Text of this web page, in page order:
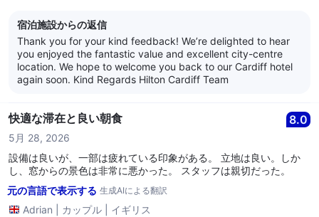
宿泊施設からの返信
Thank you for your kind feedback! We’re delighted to hear
you enjoyed the fantastic value and excellent city-centre
location. We hope to welcome you back to our Cardiff hotel
again soon. Kind Regards Hilton Cardiff Team
快適な滞在と良い朝食 8.0
5月 28, 2026
設備は良いが、一部は疲れている印象がある。 立地は良い。しか
し、窓からの景色は非常に悪かった。 スタッフは親切だった。
元の言語で表示する 生成AIによる翻訳
Adrian カップル
イギリス